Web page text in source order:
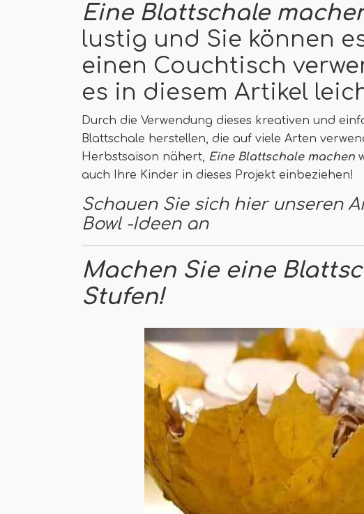
Eine Blattschale
lustig und Sie können
einen Couchtisch
es in diesem Artikel
Durch die Verwendung dieses kreativen und
Blattschale herstellen, die auf viele Arten
Herbstsaison nähert, Eine Blattschale machen
auch Ihre Kinder in dieses Projekt einbeziehen!
Schauen Sie sich hier unseren
Bowl -Ideen an
Machen Sie eine
Stufen!